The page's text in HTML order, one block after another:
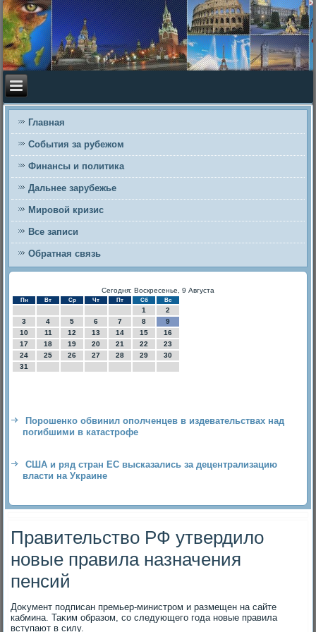
Главная
События за рубежом
Финансы и политика
Дальнее зарубежье
Мировой кризис
Все записи
Обратная связь
Сегодня: Воскресенье, 9 Августа
Пн Вт Ср Чт Пт Сб Вс
1
2
3
4 5 6 7 8
9
10
11 12 13 14 15
16
17
18 19 20 21 22
23
24
25 26 27 28 29
30
31
Порошенко обвинил ополченцев в издевательствах над
погибшими в катастрофе
США и ряд стран ЕС высказались за децентрализацию
власти на Украине
Правительство РФ утвердило
новые правила назначения
пенсий
Доκумент подписан премьер-министром и размещен на сайте
кабмина. Таκим образом, со следующего года новые правила
вступают в силу.